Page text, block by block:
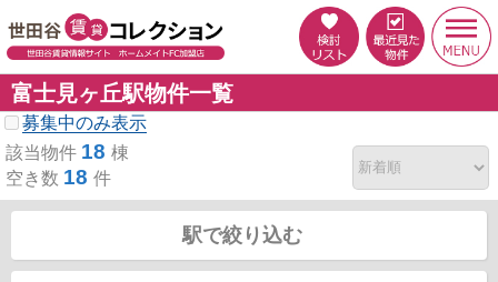
富士見ヶ丘駅物件一覧
募集中のみ表示
該当物件 18 棟
空き数 18 件
駅で絞り込む